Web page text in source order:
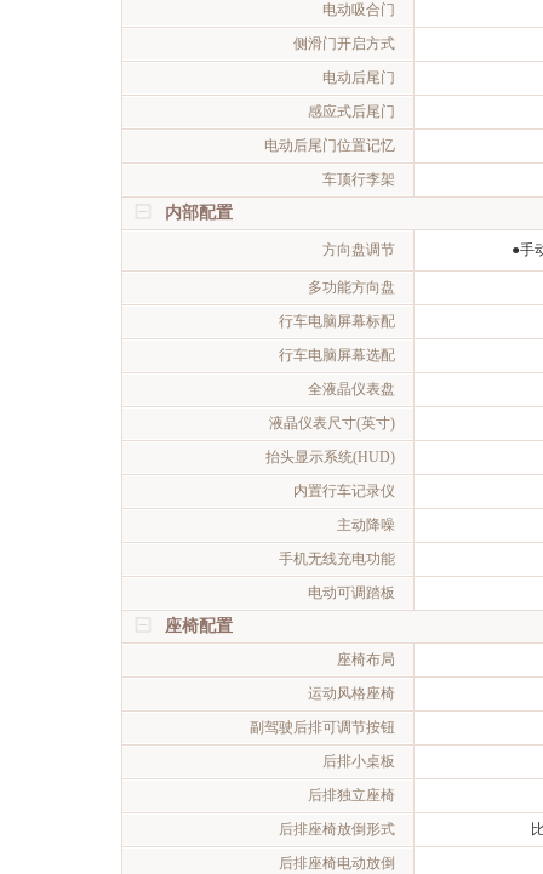
电动吸合门
侧滑门开启方式
电动后尾门
感应式后尾门
电动后尾门位置记忆
车顶行李架
内部配置
方向盘调节 ●手
多功能方向盘
行车电脑屏幕标配
行车电脑屏幕选配
全液晶仪表盘
液晶仪表尺寸(英寸)
抬头显示系统(HUD)
内置行车记录仪
主动降噪
手机无线充电功能
电动可调踏板
座椅配置
座椅布局
运动风格座椅
副驾驶后排可调节按钮
后排小桌板
后排独立座椅
后排座椅放倒形式
后排座椅电动放倒